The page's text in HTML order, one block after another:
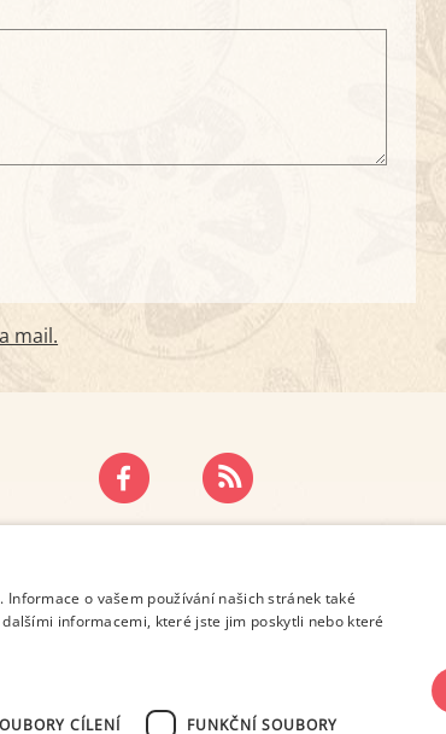
mail.
OSOBNÍCH ÚDAJŮ
o vašem používání našich stránek také
informacemi, které jste jim poskytli nebo které
CÍLENÍ FUNKČNÍ SOUBORY